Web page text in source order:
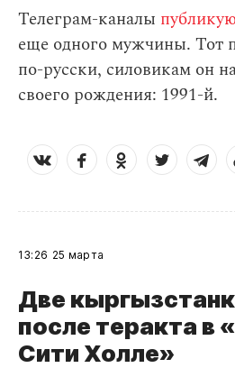
Телеграм-каналы
еще одного мужчины. Тот
по-русски, силовикам он
своего рождения: 1991-й.
13:26 25 марта
Две
после теракта в
Сити Холле»